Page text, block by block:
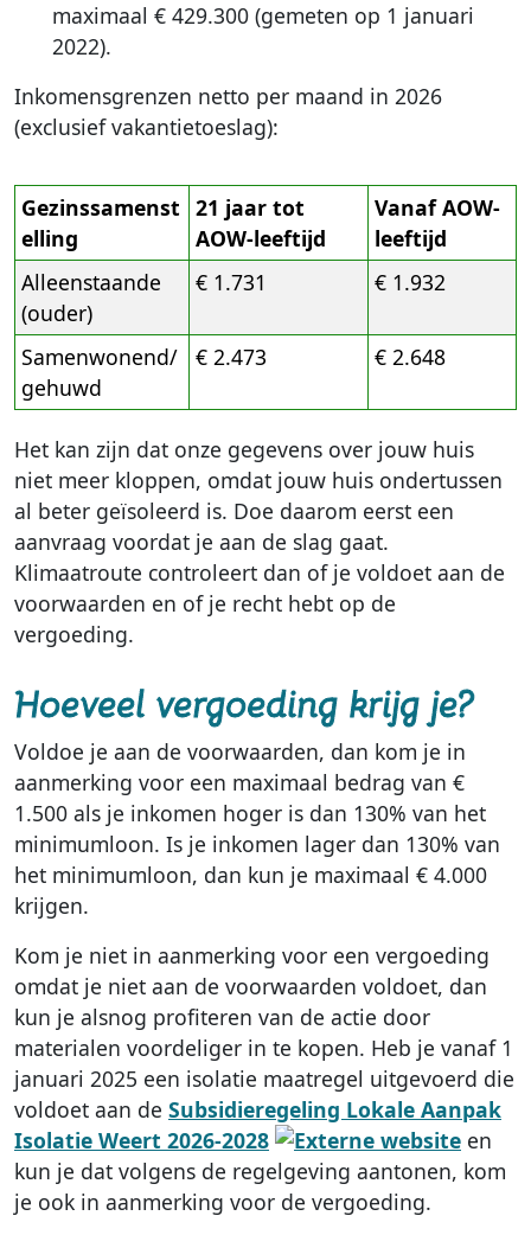
maximaal € 429.300 (gemeten op 1 januari
2022).
Inkomensgrenzen netto per maand in 2026
(exclusief vakantietoeslag):
Gezinssamenst
elling
21 jaar tot
AOW-leeftijd
Vanaf AOW-
leeftijd
Alleenstaande
(ouder)
€ 1.731 € 1.932
Samenwonend/
gehuwd
€ 2.473 € 2.648
Het kan zijn dat onze gegevens over jouw huis
niet meer kloppen, omdat jouw huis ondertussen
al beter geïsoleerd is. Doe daarom eerst een
aanvraag voordat je aan de slag gaat.
Klimaatroute controleert dan of je voldoet aan de
voorwaarden en of je recht hebt op de
vergoeding.
Hoeveel vergoeding krijg je?
Voldoe je aan de voorwaarden, dan kom je in
aanmerking voor een maximaal bedrag van €
1.500 als je inkomen hoger is dan 130% van het
minimumloon. Is je inkomen lager dan 130% van
het minimumloon, dan kun je maximaal € 4.000
krijgen.
Kom je niet in aanmerking voor een vergoeding
omdat je niet aan de voorwaarden voldoet, dan
kun je alsnog profiteren van de actie door
materialen voordeliger in te kopen. Heb je vanaf 1
januari 2025 een isolatie maatregel uitgevoerd die
voldoet aan de Subsidieregeling Lokale Aanpak
Isolatie Weert 2026-2028
en
kun je dat volgens de regelgeving aantonen, kom
je ook in aanmerking voor de vergoeding.